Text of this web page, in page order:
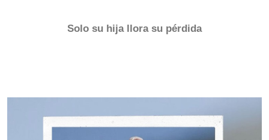
Solo su hija llora su pérdida